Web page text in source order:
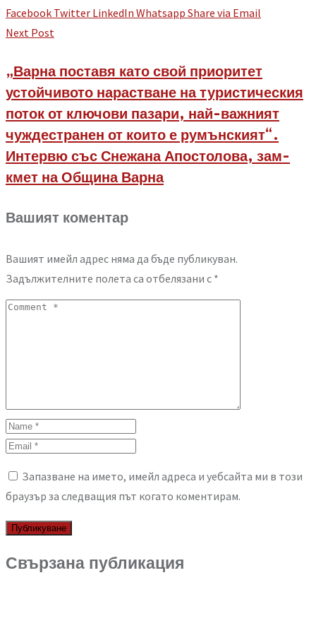
Facebook Twitter LinkedIn Whatsapp Share via Email
Next Post
„Варна поставя като свой приоритет
устойчивото нарастване на туристическия
поток от ключови пазари, най-важният
чуждестранен от които е румънският“.
Интервю със Снежана Апостолова, зам-
кмет на Община Варна
Вашият коментар
Вашият имейл адрес няма да бъде публикуван.
Задължителните полета са отбелязани с *
Запазване на името, имейл адреса и уебсайта ми в този
браузър за следващия път когато коментирам.
Свързана публикация